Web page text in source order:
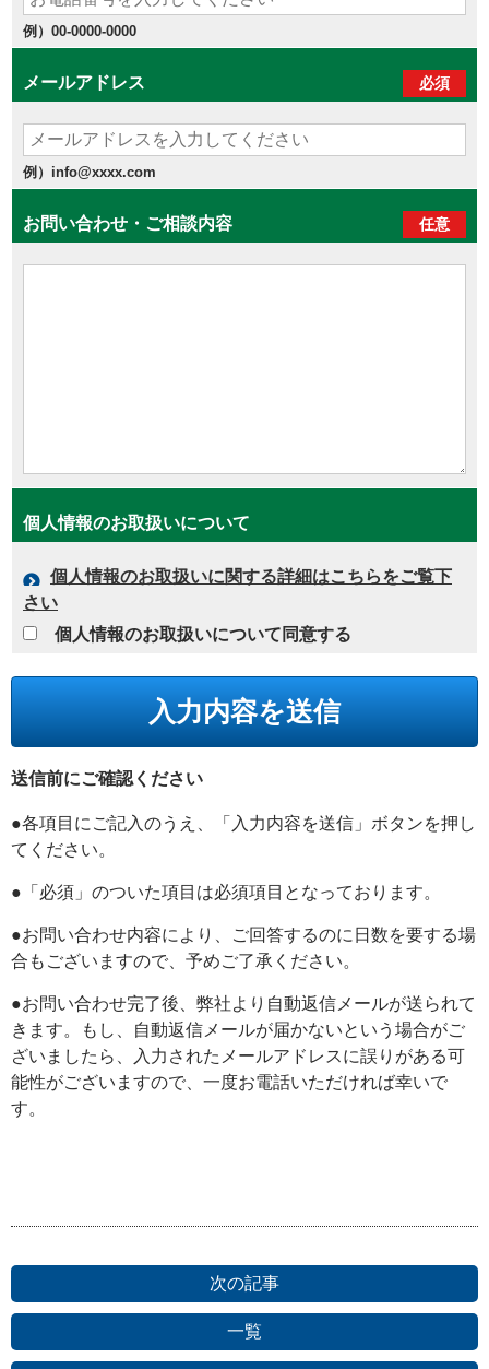
例）00-0000-0000
メールアドレス 必須
例）info@xxxx.com
お問い合わせ・ご相談内容 任意
個人情報のお取扱いについて
個人情報のお取扱いに関する詳細はこちらをご覧下
さい
個人情報のお取扱いについて同意する
送信前にご確認ください
●各項目にご記入のうえ、「入力内容を送信」ボタンを押し
てください。
●「必須」のついた項目は必須項目となっております。
●お問い合わせ内容により、ご回答するのに日数を要する場
合もございますので、予めご了承ください。
●お問い合わせ完了後、弊社より自動返信メールが送られて
きます。もし、自動返信メールが届かないという場合がご
ざいましたら、入力されたメールアドレスに誤りがある可
能性がございますので、一度お電話いただければ幸いで
す。
次の記事
一覧